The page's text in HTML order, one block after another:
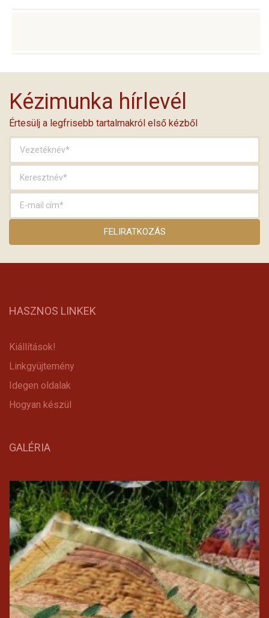
Kézimunka hírlevél
Értesülj a legfrisebb tartalmakról első kézből
HASZNOS LINKEK
Kiállítások!
Linkgyüjtemény
Idegen oldalak
Hogyan készül
GALÉRIA